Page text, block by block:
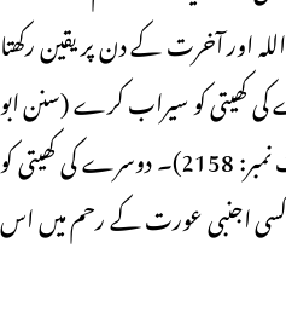
اور آخرت کے دن پر یقین رکھتا
کھیتی کو سیراب کرے (سنن ابو
داؤد عن رویفع بن ثابت، حدیث نمبر: 2158)۔ دوسرے کی کھیتی کو
اجنبی عورت کے رحم میں اس